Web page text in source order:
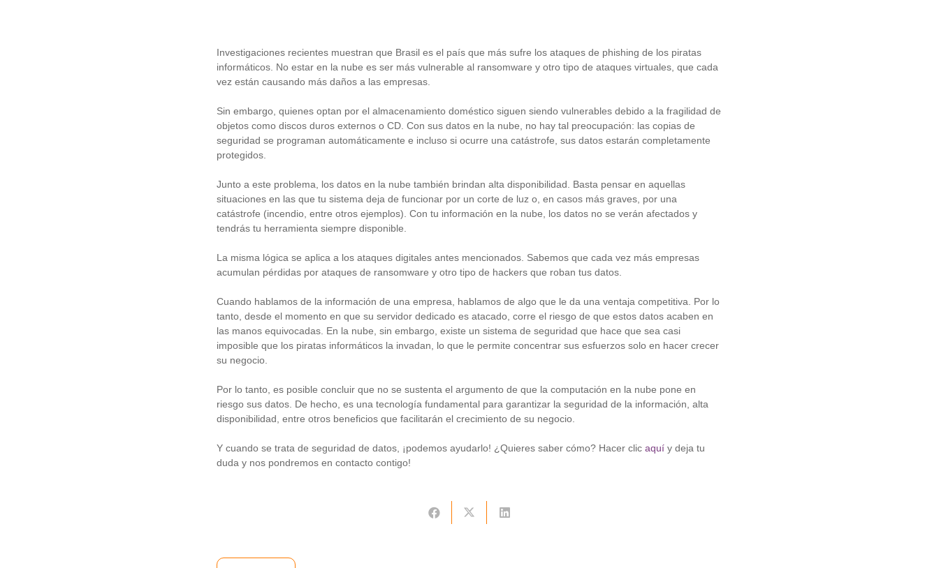
Investigaciones recientes muestran que Brasil es el país que más sufre los ataques de phishing de los piratas
informáticos. No estar en la nube es ser más vulnerable al ransomware y otro tipo de ataques virtuales, que cada
vez están causando más daños a las empresas.
Sin embargo, quienes optan por el almacenamiento doméstico siguen siendo vulnerables debido a la fragilidad de
objetos como discos duros externos o CD. Con sus datos en la nube, no hay tal preocupación: las copias de
seguridad se programan automáticamente e incluso si ocurre una catástrofe, sus datos estarán completamente
protegidos.
Junto a este problema, los datos en la nube también brindan alta disponibilidad. Basta pensar en aquellas
situaciones en las que tu sistema deja de funcionar por un corte de luz o, en casos más graves, por una
catástrofe (incendio, entre otros ejemplos). Con tu información en la nube, los datos no se verán afectados y
tendrás tu herramienta siempre disponible.
La misma lógica se aplica a los ataques digitales antes mencionados. Sabemos que cada vez más empresas
acumulan pérdidas por ataques de ransomware y otro tipo de hackers que roban tus datos.
Cuando hablamos de la información de una empresa, hablamos de algo que le da una ventaja competitiva. Por lo
tanto, desde el momento en que su servidor dedicado es atacado, corre el riesgo de que estos datos acaben en
las manos equivocadas. En la nube, sin embargo, existe un sistema de seguridad que hace que sea casi
imposible que los piratas informáticos la invadan, lo que le permite concentrar sus esfuerzos solo en hacer crecer
su negocio.
Por lo tanto, es posible concluir que no se sustenta el argumento de que la computación en la nube pone en
riesgo sus datos. De hecho, es una tecnología fundamental para garantizar la seguridad de la información, alta
disponibilidad, entre otros beneficios que facilitarán el crecimiento de su negocio.
Y cuando se trata de seguridad de datos, ¡podemos ayudarlo! ¿Quieres saber cómo? Hacer clic aquí y deja tu
duda y nos pondremos en contacto contigo!